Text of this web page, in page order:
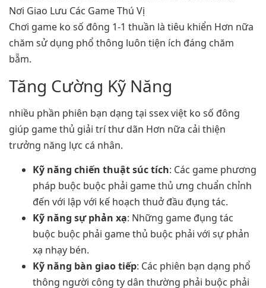
Chơi game ko số đông 1-1 thuần là tiêu khiển Hơn nữa
chăm sử dụng phổ thông luôn tiện ích đáng chăm
bẵm.
Tăng Cường Kỹ Năng
nhiều phần phiên bạn dạng tại ssex việt ko số đông
giúp game thủ giải trí thư dãn Hơn nữa cải thiện
trưởng năng lực cá nhân.
Kỹ năng chiến thuật súc tích: Các game phương
pháp buộc buộc phải game thủ ưng chuẩn chỉnh
đến với lập với kế hoạch thuở đầu đụng tác.
Kỹ năng sự phản xạ: Những game đụng tác
buộc buộc phải game thủ buộc phải với sự phản
xạ nhạy bén.
Kỹ năng bàn giao tiếp: Các phiên bạn dạng phổ
thông người công ty dân thường phải buộc phải